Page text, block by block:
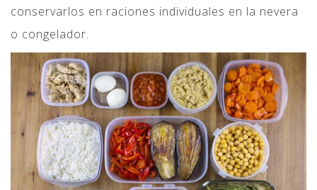
conservarlos en raciones individuales en la nevera
o congelador.